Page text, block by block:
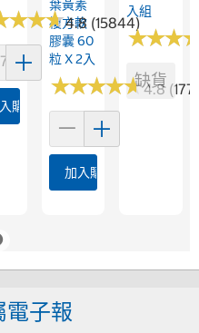
(26)
★★★
★★★4.8 (15844)
購物車
葉黃素
複方軟
膠囊 60
粒 X 2入
★★★★★
★★★★★4.8
加入購物車
入組
★★★
★★★
缺貨
電子報